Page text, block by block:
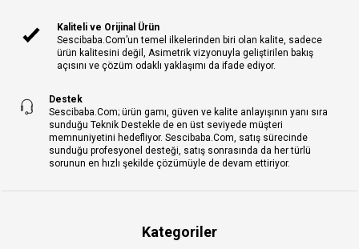
Kaliteli ve Orijinal Ürün
Sescibaba.Com’un temel ilkelerinden biri olan kalite, sadece
ürün kalitesini değil, Asimetrik vizyonuyla geliştirilen bakış
açısını ve çözüm odaklı yaklaşımı da ifade ediyor.
Destek
Sescibaba.Com; ürün gamı, güven ve kalite anlayışının yanı sıra
sunduğu Teknik Destekle de en üst seviyede müşteri
memnuniyetini hedefliyor. Sescibaba.Com, satış sürecinde
sunduğu profesyonel desteği, satış sonrasında da her türlü
sorunun en hızlı şekilde çözümüyle de devam ettiriyor.
Kategoriler